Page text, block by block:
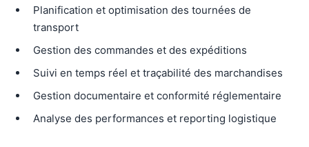
Planification et optimisation des tournées de
transport
Gestion des commandes et des expéditions
Suivi en temps réel et traçabilité des marchandises
Gestion documentaire et conformité réglementaire
Analyse des performances et reporting logistique